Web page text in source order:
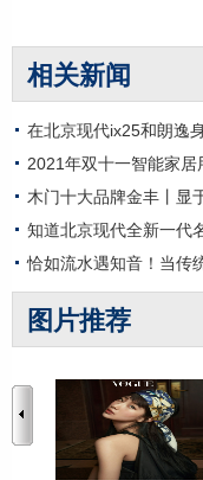
相关新闻
在北京现代ix25和朗逸
2021年双十一智能家
木门十大品牌金丰丨显
知道北京现代全新一代
恰如流水遇知音！当传
图片推荐